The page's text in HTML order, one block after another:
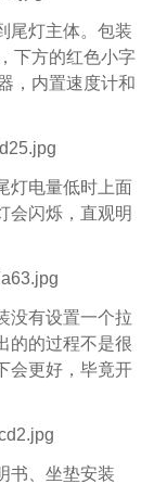
尾灯主体。包装
下方的红色小字
，内置速度计和
灯电量低时上面
会闪烁，直观明
没有设置一个拉
的的过程不是很
会更好，毕竟开
书、坐垫安装